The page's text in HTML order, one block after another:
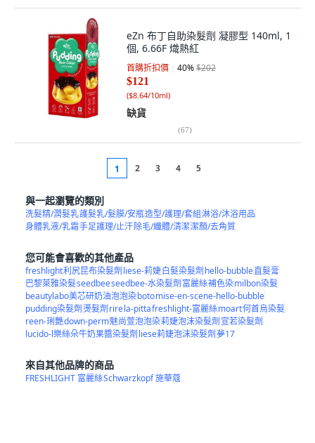
eZn 布丁自助染髮劑 凝膠型 140ml, 1
個, 6.66F 熾熱紅
首購折扣價 40%$202
$121
($8.64/10ml)
缺貨
(67)
1 2 3 4 5
與一起瀏覽的類別
洗髮精/潤髮乳護髮乳/髮膜/安瓶造型/護理/套組淋浴/沐浴用品
身體乳液/乳霜手足護理/止汗除毛/纖體/清潔潔顏/去角質
您可能會喜歡的其他產品
freshlight利尻昆布染髮劑liese-莉婕白髮染髮劑hello-bubble直髮膏
巴黎萊雅染髮seedbeeseedbee-水染髮劑富麗絲補色染milbon染髮
beautylabo美芯研奶油泡泡染botomise-en-scene-hello-bubble
pudding染髮劑燙髮劑rirela-pittafreshlight-富麗絲moart何首烏染髮
reen-琍艷down-perm魅尚萱泡泡染莉婕泡沫染髮劑宣若染髮劑
lucido-l樂絲朵牛奶果醬染髮劑liese莉婕泡沫染髮劑夢17
來自其他品牌的商品
FRESHLIGHT 富麗絲Schwarzkopf 施華蔻